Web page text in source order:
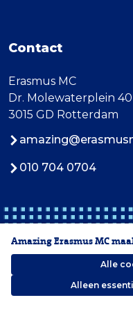
Contact
Erasmus MC
Dr. Molewaterplein 40
3015 GD Rotterdam
010 704 0704
Amazing Erasmus MC
Alle
Alleen